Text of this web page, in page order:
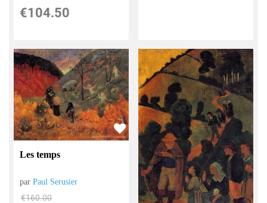
€104.50
Les temps
parPaul Serusier
€160.00